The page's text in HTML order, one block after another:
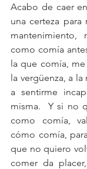
Acabo de caer
una certeza
como comía
la que comía,
la vergüenza, a la
a sentirme
misma.  Y si no
como comía,
cómo comía,
que no quiero
comer da